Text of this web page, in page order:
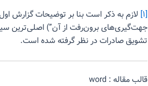
[۱] لازم به ذکر است بنا بر توضیحات گزارش
جهت‌گیری‌های برون‌رفت از آن”) اصلی‌ترین
تشویق صادرات در نظر گرفته شده است.
قالب مقاله : word